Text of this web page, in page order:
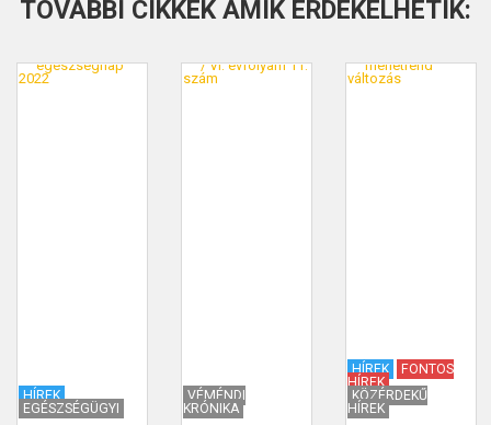
TOVÁBBI CIKKEK AMIK ÉRDEKELHETIK:
HÍREK
EGÉSZSÉGÜGYI
VÉMÉNDI
KRÓNIKA
HÍREK
FONTOS
HÍREK
KÖZÉRDEKŰ
HÍREK